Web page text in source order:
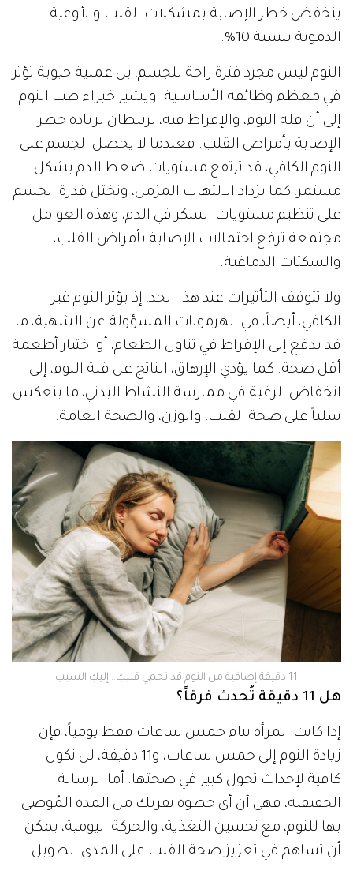
ينخفض خطر الإصابة بمشكلات القلب والأوعية
الدموية بنسبة 10%.
النوم ليس مجرد فترة راحة للجسم، بل عملية حيوية تؤثر
في معظم وظائفه الأساسية. ويشير خبراء طب النوم
إلى أن قلة النوم، والإفراط فيه، يرتبطان بزيادة خطر
الإصابة بأمراض القلب. فعندما لا يحصل الجسم على
النوم الكافي، قد ترتفع مستويات ضغط الدم بشكل
مستمر، كما يزداد الالتهاب المزمن، وتختل قدرة الجسم
على تنظيم مستويات السكر في الدم، وهذه العوامل
مجتمعة ترفع احتمالات الإصابة بأمراض القلب،
والسكتات الدماغية.
ولا تتوقف التأثيرات عند هذا الحد، إذ يؤثر النوم غير
الكافي، أيضاً، في الهرمونات المسؤولة عن الشهية، ما
قد يدفع إلى الإفراط في تناول الطعام، أو اختيار أطعمة
أقل صحة. كما يؤدي الإرهاق، الناتج عن قلة النوم، إلى
انخفاض الرغبة في ممارسة النشاط البدني، ما ينعكس
سلباً على صحة القلب، والوزن، والصحة العامة.
11 دقيقة إضافية من النوم قد تحمي قلبكِ.. إليكِ السبب
هل 11 دقيقة تُحدث فرقاً؟
إذا كانت المرأة تنام خمس ساعات فقط يومياً، فإن
زيادة النوم إلى خمس ساعات، و11 دقيقة، لن تكون
كافية لإحداث تحول كبير في صحتها. أما الرسالة
الحقيقية، فهي أن أي خطوة تقربك من المدة المُوصى
بها للنوم، مع تحسين التغذية، والحركة اليومية، يمكن
أن تساهم في تعزيز صحة القلب على المدى الطويل.